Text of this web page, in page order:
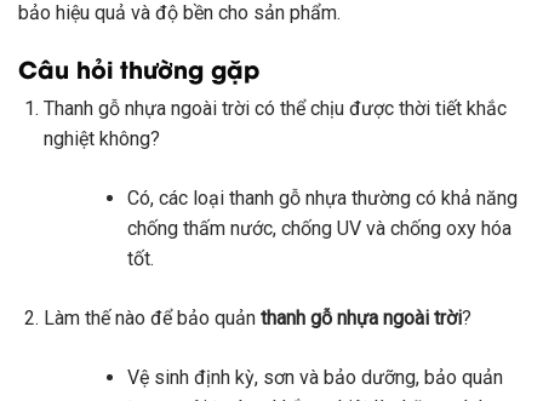
bảo hiệu quả và độ bền cho sản phẩm.
Câu hỏi thường gặp
Thanh gỗ nhựa ngoài trời có thể chịu được thời tiết khắc
nghiệt không?
Có, các loại thanh gỗ nhựa thường có khả năng
chống thấm nước, chống UV và chống oxy hóa
tốt.
Làm thế nào để bảo quản thanh gỗ nhựa ngoài trời?
Vệ sinh định kỳ, sơn và bảo dưỡng, bảo quản